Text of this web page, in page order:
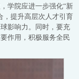
学院应进一步强化“新
，提升高层次人才引育
影响力。同时，要充
作用，积极服务全民